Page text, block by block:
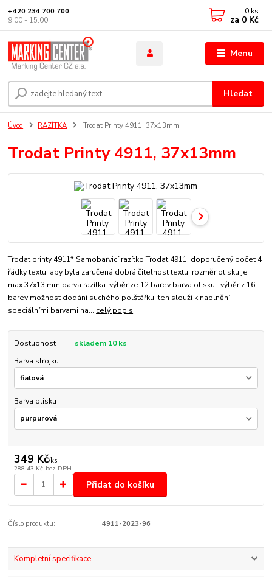
Menu
Hledat
+420 234 700 700
9:00 - 15:00
0 ks
za 0 Kč
Úvod RAZÍTKA Trodat Printy 4911, 37x13mm
Trodat Printy 4911, 37x13mm
Trodat printy 4911* Samobarvicí razítko Trodat 4911, doporučený počet 4
řádky textu, aby byla zaručená dobrá čitelnost textu. rozměr otisku je
max 37x13 mm barva razítka: výběr ze 12 barev barva otisku: výběr z 16
barev možnost dodání suchého polštářku, ten slouží k naplnění
speciálními barvami na... celý popis
Dostupnost
skladem 10 ks
Barva strojku
Barva otisku
349 Kč/ks
288,43 Kč bez DPH
Přidat do košíku
Číslo produktu: 4911-2023-96
Kompletní specifikace